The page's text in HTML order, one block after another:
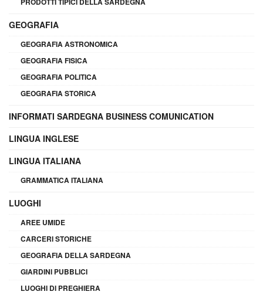
GEOGRAFIA
GEOGRAFIA ASTRONOMICA
GEOGRAFIA FISICA
GEOGRAFIA POLITICA
GEOGRAFIA STORICA
INFORMATI SARDEGNA BUSINESS COMUNICATION
LINGUA INGLESE
LINGUA ITALIANA
GRAMMATICA ITALIANA
LUOGHI
AREE UMIDE
CARCERI STORICHE
GEOGRAFIA DELLA SARDEGNA
GIARDINI PUBBLICI
LUOGHI DI PREGHIERA